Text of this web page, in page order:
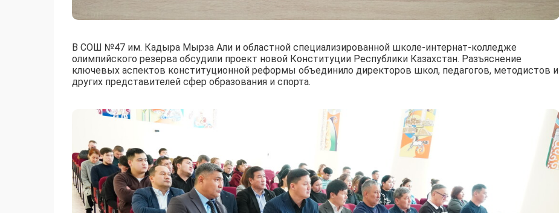
В СОШ №47 им. Кадыра Мырза Али и областной специализированной школе-интернат-колледже
олимпийского резерва обсудили проект новой Конституции Республики Казахстан. Разъяснение
ключевых аспектов конституционной реформы объединило директоров школ, педагогов, методистов и
других представителей сфер образования и спорта.